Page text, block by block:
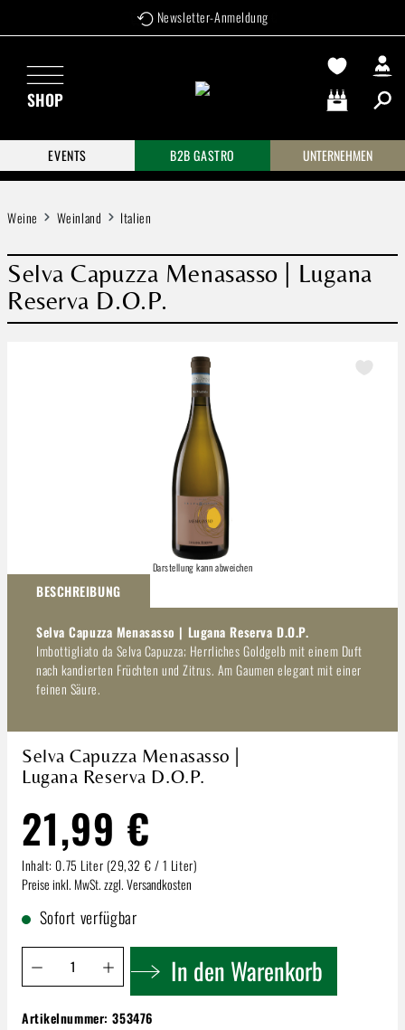
Zum Hauptinhalt springen Newsletter-Anmeldung
SHOP
Warenkorb
EVENTS
B2B GASTRO UNTERNEHMEN
Weine Weinland Italien
Selva Capuzza Menasasso | Lugana
Reserva D.O.P.
Darstellung kann abweichen
BESCHREIBUNG
Selva Capuzza Menasasso | Lugana Reserva D.O.P.
Imbottigliato da Selva Capuzza; Herrliches Goldgelb mit einem Duft
nach kandierten Früchten und Zitrus. Am Gaumen elegant mit einer
feinen Säure.
Selva Capuzza Menasasso |
Lugana Reserva D.O.P.
21,99 €
Inhalt: 0.75 Liter (29,32 € / 1 Liter)
Preise inkl. MwSt. zzgl. Versandkosten
Sofort verfügbar
Produkt Anzahl: Gib den gewünschten Wert ein oder
In den Warenkorb
Artikelnummer:353476